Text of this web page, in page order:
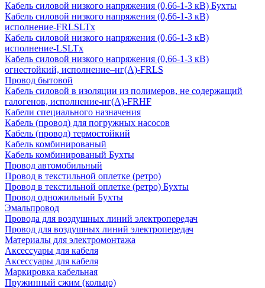
Кабель силовой низкого напряжения (0,66-1-3 кВ) Бухты
Кабель силовой низкого напряжения (0,66-1-3 кВ)
исполнение-FRLSLTx
Кабель силовой низкого напряжения (0,66-1-3 кВ)
исполнение-LSLTx
Кабель силовой низкого напряжения (0,66-1-3 кВ)
огнестойкий, исполнение–нг(А)-FRLS
Провод бытовой
Кабель силовой в изоляции из полимеров, не содержащий
галогенов, исполнение-нг(А)-FRHF
Кабели специального назначения
Кабель (провод) для погружных насосов
Кабель (провод) термостойкий
Кабель комбинированый
Кабель комбинированый Бухты
Провод автомобильный
Провод в текстильной оплетке (ретро)
Провод в текстильной оплетке (ретро) Бухты
Провод одножильный Бухты
Эмальпровод
Провода для воздушных линий электропередач
Провод для воздушных линий электропередач
Материалы для электромонтажа
Аксессуары для кабеля
Аксессуары для кабеля
Маркировка кабельная
Пружинный сжим (кольцо)